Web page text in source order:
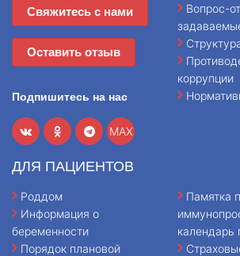
Свяжитесь с нами
Оставить отзыв
Подпишитесь на нас
MAX
Вопрос-
коррупции
ДЛЯ ПАЦИЕНТОВ
Роддом
Информация о
беременности
Порядок плановой
Памятка
календарь